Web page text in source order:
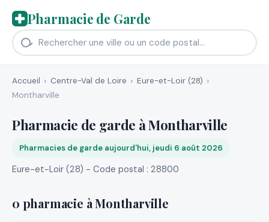
Pharmacie de Garde
Accueil Centre-Val de Loire
Eure-et-Loir (28)
Montharville
Pharmacie de garde à Montharville
Pharmacies de garde aujourd'hui, jeudi 6 août 2026
Eure-et-Loir (28) - Code postal : 28800
0 pharmacie à Montharville